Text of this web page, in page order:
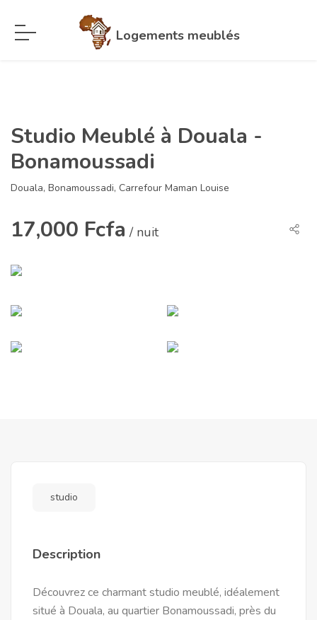
Logements meublés
Studio Meublé à Douala -
Bonamoussadi
Douala, Bonamoussadi, Carrefour Maman Louise
17,000 Fcfa / nuit
studio
Description
Découvrez ce charmant studio meublé, idéalement
situé à Douala, au quartier Bonamoussadi, près du